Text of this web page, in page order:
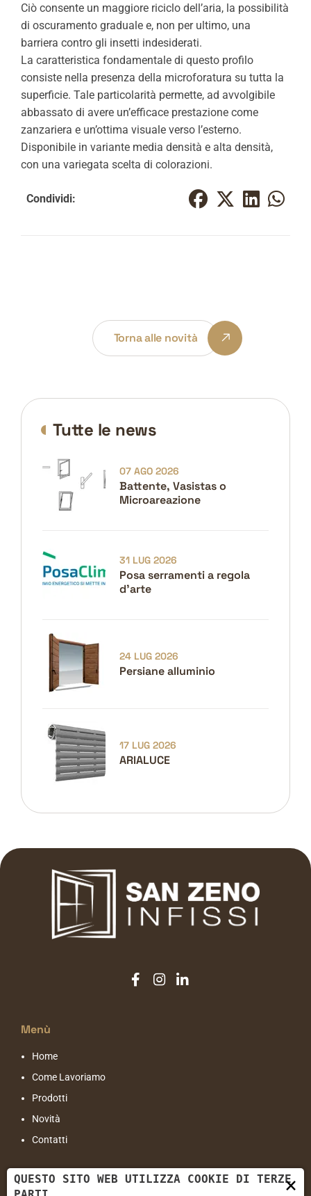
Ciò consente un maggiore riciclo dell’aria, la possibilità
di oscuramento graduale e, non per ultimo, una
barriera contro gli insetti indesiderati.
La caratteristica fondamentale di questo profilo
consiste nella presenza della microforatura su tutta la
superficie. Tale particolarità permette, ad avvolgibile
abbassato di avere un’efficace prestazione come
zanzariera e un’ottima visuale verso l’esterno.
Disponibile in variante media densità e alta densità,
con una variegata scelta di colorazioni.
Condividi:
Torna alle novità
Tutte le news
07 AGO 2026
Battente, Vasistas o
Microareazione
31 LUG 2026
Posa serramenti a regola
d'arte
24 LUG 2026
Persiane alluminio
17 LUG 2026
ARIALUCE
Menù
Home
Come Lavoriamo
Prodotti
Novità
Contatti
Contatti ×
QUESTO SITO WEB UTILIZZA COOKIE DI TERZE